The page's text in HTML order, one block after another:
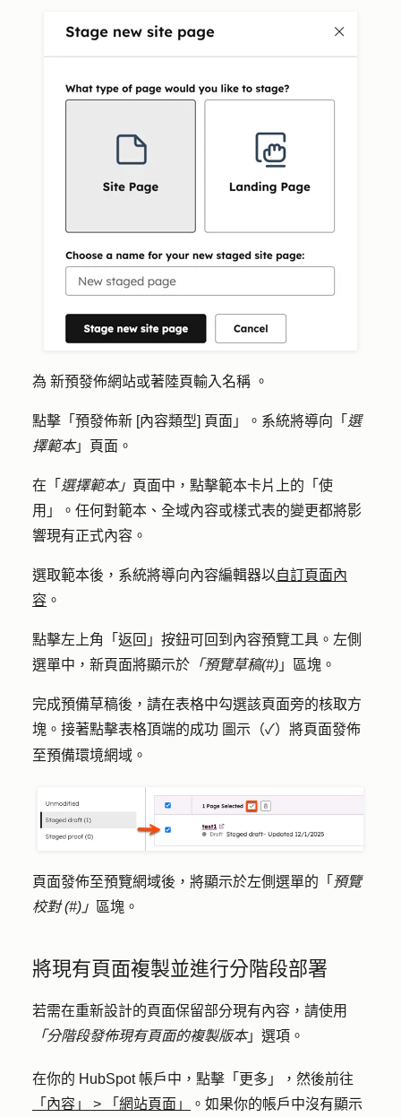
為 新預發佈網站或著陸頁輸入名稱 。
點擊 「預發佈新 [內容類型] 頁面 」。系統將導向「 選
擇範本」頁面。
在「 選擇範本」 頁面中，點擊範本卡片上的 「使
用 」。任何對範本、全域內容或樣式表的變更都將影
響現有正式內容。
選取範本後，系統將導向內容編輯器以自訂頁面內
容 。
點擊左上角「 返回 」按鈕可回到內容預覽工具。左側
選單中，新頁面將顯示於 「預覽草稿(#) 」區塊。
完成預備草稿後，請在表格中勾選該頁面旁的核取方
塊 。接著點擊表格頂端的成功 圖示（✓） 將頁面發佈
至預備環境網域。
頁面發佈至預覽網域後，將顯示於左側選單的「 預覽
校對 (#)」 區塊。
將現有頁面複製並進行分階段部署
若需在重新設計的頁面保留部分現有內容，請使用
「分階段發佈現有頁面的複製版本」選項。
在你的 HubSpot 帳戶中，點擊 「更多」
，然後前往
「內容」
> 「網站頁面」
。如果你的帳戶中沒有顯示